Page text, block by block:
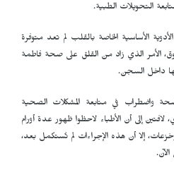
التحويلات الطبية.
الأساسية الخاصة بالقلب لم تعد متوفرة
الأمر الذي زاد من القلق على صحة فاطمة
داخل السجن.
واضطراب في متابعة المشكلات الصحية
إلى أن الأطباء لاحظوا ظهور عدة أورام
إلا أن هذه الإجراءات لم تُستكمل بعد،